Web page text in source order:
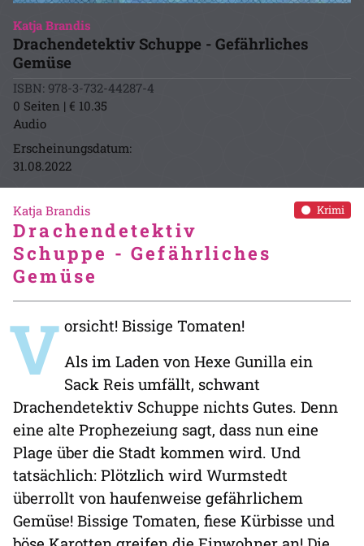
Katja Brandis
Drachendetektiv Schuppe - Gefährliches
Gemüse
ISBN: 978-3-732-44287-4
0 Seiten | € 10.35
Audio
Erscheinungsdatum:
31.08.2022
Krimi
Katja Brandis
Drachendetektiv
Schuppe - Gefährliches
Gemüse
V orsicht! Bissige Tomaten!
Als im Laden von Hexe Gunilla ein
Sack Reis umfällt, schwant
Drachendetektiv Schuppe nichts Gutes. Denn
eine alte Prophezeiung sagt, dass nun eine
Plage über die Stadt kommen wird. Und
tatsächlich: Plötzlich wird Wurmstedt
überrollt von haufenweise gefährlichem
Gemüse! Bissige Tomaten, fiese Kürbisse und